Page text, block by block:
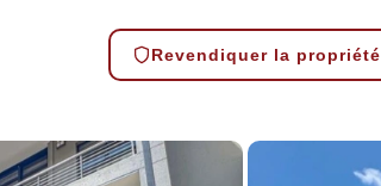
Revendiquer la propriété